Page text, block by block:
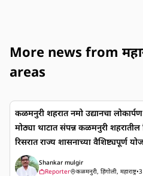
More news from
areas
कळमनुरी शहरात नमो उद्यानचा
मोठ्या थाटात संपन्न कळमनुरी
रिसरात राज्य शासनाच्या वैशिष्ट्यपूर्ण
अंतर्गत सुमारे एक कोटी रुपयांच्या
आलेल्या 'नमो उद्यान'चे लोकार्पण
Shankar mulgir
Reporter
कळमनुरी, हिंगोली, महाराष्ट्र•